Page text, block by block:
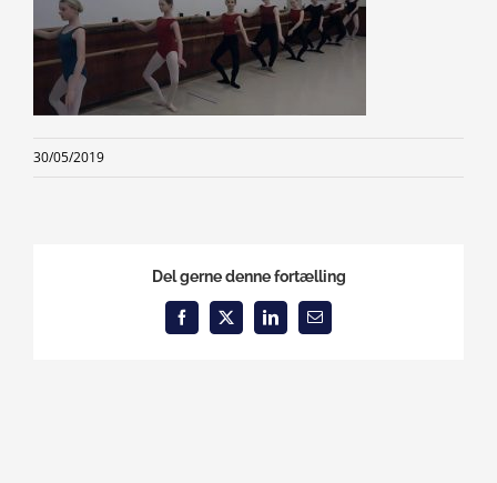
30/05/2019
Del gerne denne fortælling
Facebook
X LinkedInEmail